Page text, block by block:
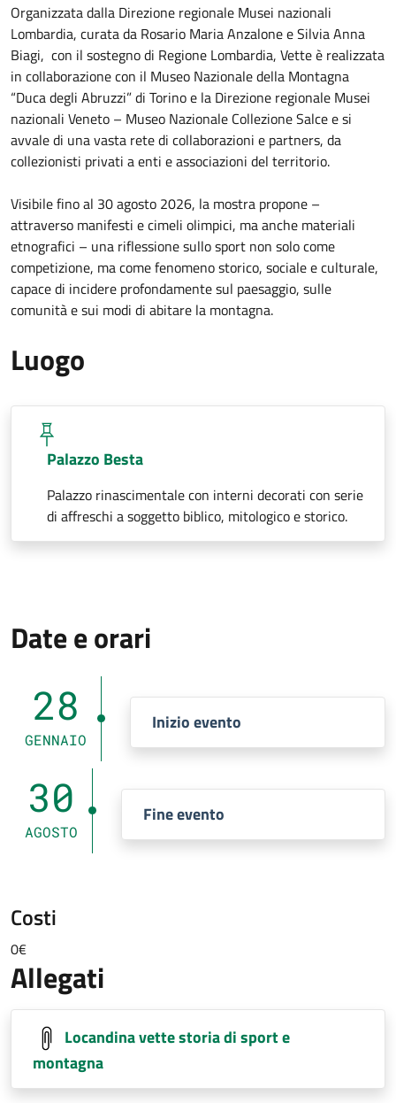
Organizzata dalla Direzione regionale Musei nazionali
Lombardia, curata da Rosario Maria Anzalone e Silvia Anna
Biagi, con il sostegno di Regione Lombardia, Vette è realizzata
in collaborazione con il Museo Nazionale della Montagna
“Duca degli Abruzzi” di Torino e la Direzione regionale Musei
nazionali Veneto – Museo Nazionale Collezione Salce e si
avvale di una vasta rete di collaborazioni e partners, da
collezionisti privati a enti e associazioni del territorio.
Visibile fino al 30 agosto 2026, la mostra propone –
attraverso manifesti e cimeli olimpici, ma anche materiali
etnografici – una riflessione sullo sport non solo come
competizione, ma come fenomeno storico, sociale e culturale,
capace di incidere profondamente sul paesaggio, sulle
comunità e sui modi di abitare la montagna.
Luogo
Palazzo Besta
Palazzo rinascimentale con interni decorati con serie
di affreschi a soggetto biblico, mitologico e storico.
Date e orari
28
GENNAIO
Inizio evento
30
AGOSTO
Fine evento
Costi
0€
Allegati
Locandina vette storia di sport e
montagna